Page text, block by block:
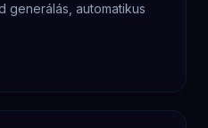
generálás, automatikus